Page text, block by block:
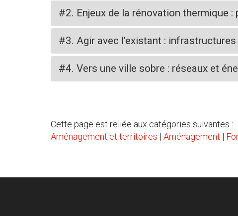
#2. Enjeux de la rénovation thermique
#3. Agir avec l’existant :
#4. Vers une ville sobre : réseaux et
Cette page est reliée aux catégories suivantes :
Aménagement et territoires | Aménagement |